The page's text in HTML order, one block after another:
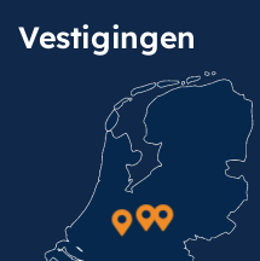
Vestigingen